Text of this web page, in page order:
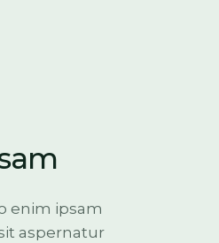
enim ipsam
aspernatur